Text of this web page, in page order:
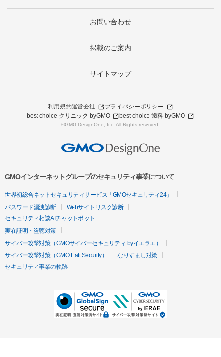
お問い合わせ
掲載のご案内
サイトマップ
利用規約運営会社
プライバシーポリシー
best choice クリニック byGMO
best choice 歯科 byGMO
©GMO DesignOne, Inc. All Rights reserved.
GMOインターネットグループのセキュリティ事業について
世界初総合ネットセキュリティサービス「GMOセキュリティ24」
パスワード漏洩診断
Webサイトリスク診断
セキュリティ相談AIチャットボット
実在証明・盗聴対策
サイバー攻撃対策（GMOサイバーセキュリティ byイエラエ）
サイバー攻撃対策（GMO Flatt Security）
なりすまし対策
セキュリティ事業の軌跡